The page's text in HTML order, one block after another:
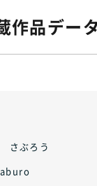
作品デー
さぶろう